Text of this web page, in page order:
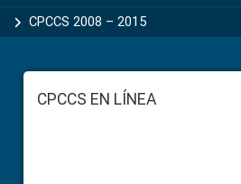
CPCCS 2008 – 2015
FooterCPCCS EN LÍNEA